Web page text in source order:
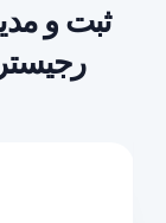
ثبت و